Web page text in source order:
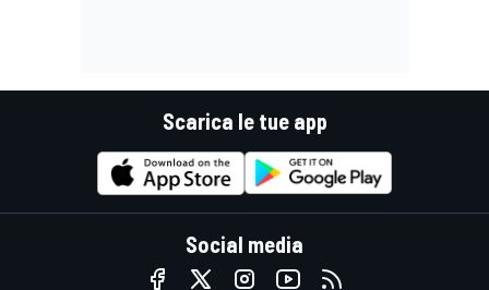
Scarica le tue app
Social media